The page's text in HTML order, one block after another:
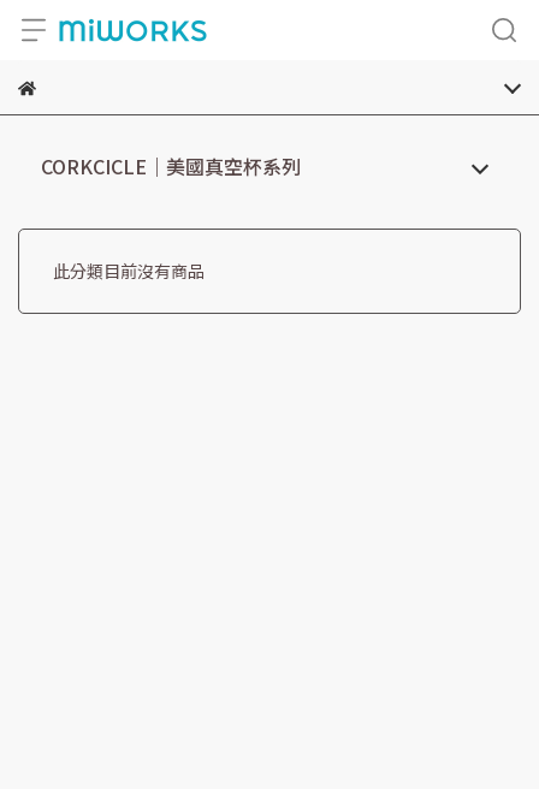
CORKCICLE｜美國真空杯系列
此分類目前沒有商品